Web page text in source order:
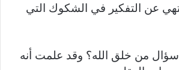
عن التفكير في الشكوك التي
من خلق الله؟ وقد علمت أنه